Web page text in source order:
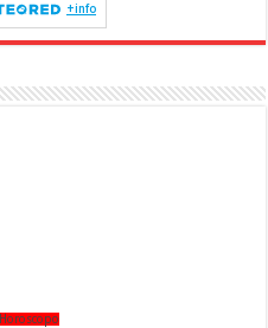
Horoscopo